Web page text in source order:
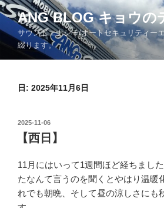
コ
ン
テ
ツ
ANG BLOG キョウの
サウンドエナジー/オートセキュリティー
綴ります。
日: 2025年11月6日
投
稿
日:
2025-11-06
【西日】
11月にはいって1週間ほど経ちまし
たなんて言うのを聞くとやはり温暖
れでも朝晩、そして昼の涼しさにも